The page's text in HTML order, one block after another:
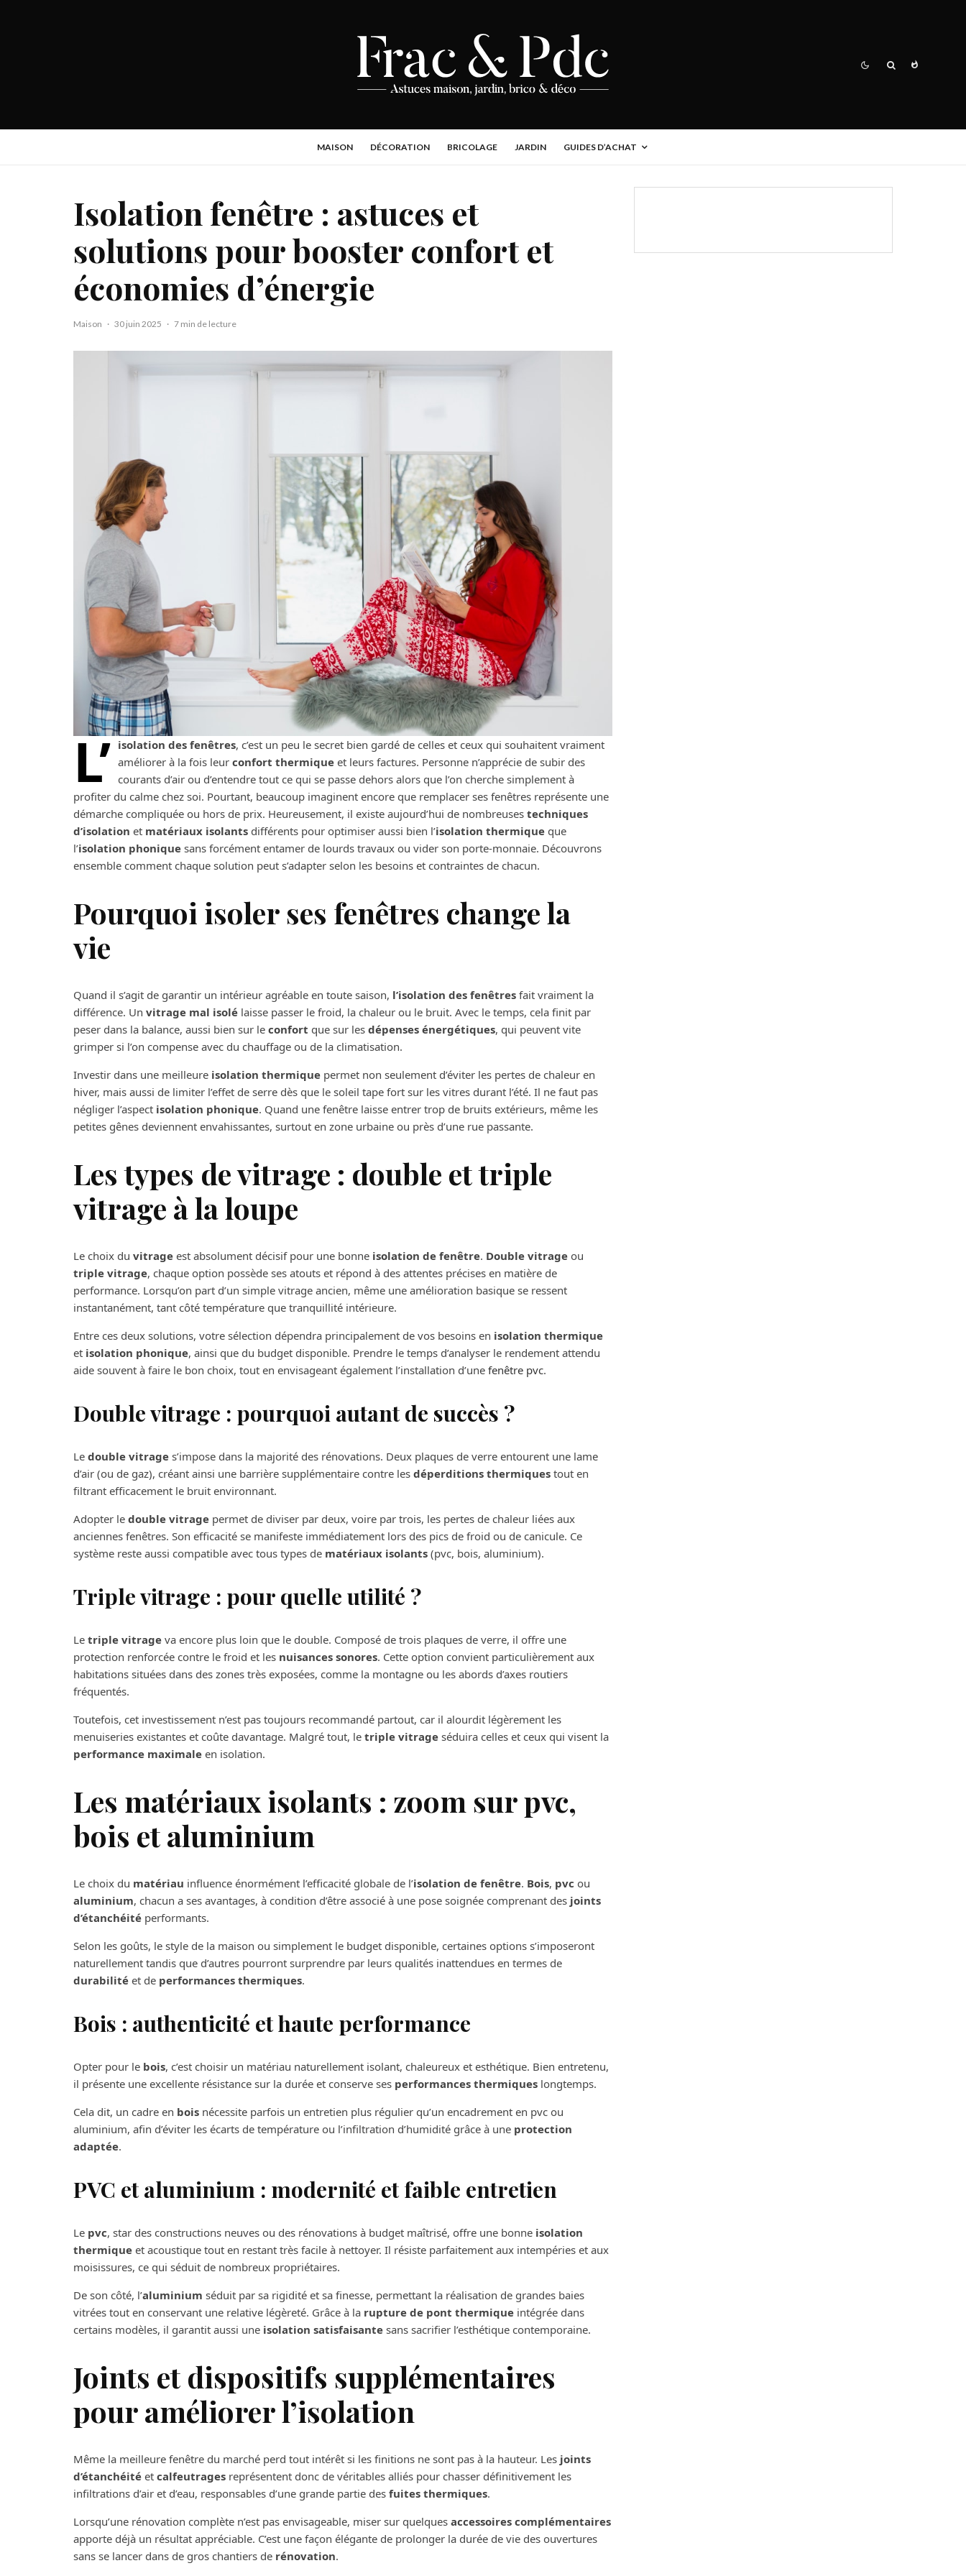
MAISON DÉCORATION BRICOLAGE JARDIN GUIDES D’ACHAT
Isolation fenêtre : astuces et
solutions pour booster confort et
économies d’énergie
Maison · 30 juin 2025 · 7 min de lecture
L’ isolation des fenêtres, c’est un peu le secret bien gardé de celles et ceux qui souhaitent vraiment
améliorer à la fois leur confort thermique et leurs factures. Personne n’apprécie de subir des
courants d’air ou d’entendre tout ce qui se passe dehors alors que l’on cherche simplement à
profiter du calme chez soi. Pourtant, beaucoup imaginent encore que remplacer ses fenêtres représente une
démarche compliquée ou hors de prix. Heureusement, il existe aujourd’hui de nombreuses techniques
d’isolation et matériaux isolants différents pour optimiser aussi bien l’isolation thermique que
l’isolation phonique sans forcément entamer de lourds travaux ou vider son porte-monnaie. Découvrons
ensemble comment chaque solution peut s’adapter selon les besoins et contraintes de chacun.
Pourquoi isoler ses fenêtres change la
vie
Quand il s’agit de garantir un intérieur agréable en toute saison, l’isolation des fenêtres fait vraiment la
différence. Un vitrage mal isolé laisse passer le froid, la chaleur ou le bruit. Avec le temps, cela finit par
peser dans la balance, aussi bien sur le confort que sur les dépenses énergétiques, qui peuvent vite
grimper si l’on compense avec du chauffage ou de la climatisation.
Investir dans une meilleure isolation thermique permet non seulement d’éviter les pertes de chaleur en
hiver, mais aussi de limiter l’effet de serre dès que le soleil tape fort sur les vitres durant l’été. Il ne faut pas
négliger l’aspect isolation phonique. Quand une fenêtre laisse entrer trop de bruits extérieurs, même les
petites gênes deviennent envahissantes, surtout en zone urbaine ou près d’une rue passante.
Les types de vitrage : double et triple
vitrage à la loupe
Le choix du vitrage est absolument décisif pour une bonne isolation de fenêtre. Double vitrage ou
triple vitrage, chaque option possède ses atouts et répond à des attentes précises en matière de
performance. Lorsqu’on part d’un simple vitrage ancien, même une amélioration basique se ressent
instantanément, tant côté température que tranquillité intérieure.
Entre ces deux solutions, votre sélection dépendra principalement de vos besoins en isolation thermique
et isolation phonique, ainsi que du budget disponible. Prendre le temps d’analyser le rendement attendu
aide souvent à faire le bon choix, tout en envisageant également l’installation d’une fenêtre pvc.
Double vitrage : pourquoi autant de succès ?
Le double vitrage s’impose dans la majorité des rénovations. Deux plaques de verre entourent une lame
d’air (ou de gaz), créant ainsi une barrière supplémentaire contre les déperditions thermiques tout en
filtrant efficacement le bruit environnant.
Adopter le double vitrage permet de diviser par deux, voire par trois, les pertes de chaleur liées aux
anciennes fenêtres. Son efficacité se manifeste immédiatement lors des pics de froid ou de canicule. Ce
système reste aussi compatible avec tous types de matériaux isolants (pvc, bois, aluminium).
Triple vitrage : pour quelle utilité ?
Le triple vitrage va encore plus loin que le double. Composé de trois plaques de verre, il offre une
protection renforcée contre le froid et les nuisances sonores. Cette option convient particulièrement aux
habitations situées dans des zones très exposées, comme la montagne ou les abords d’axes routiers
fréquentés.
Toutefois, cet investissement n’est pas toujours recommandé partout, car il alourdit légèrement les
menuiseries existantes et coûte davantage. Malgré tout, le triple vitrage séduira celles et ceux qui visent la
performance maximale en isolation.
Les matériaux isolants : zoom sur pvc,
bois et aluminium
Le choix du matériau influence énormément l’efficacité globale de l’isolation de fenêtre. Bois, pvc ou
aluminium, chacun a ses avantages, à condition d’être associé à une pose soignée comprenant des joints
d’étanchéité performants.
Selon les goûts, le style de la maison ou simplement le budget disponible, certaines options s’imposeront
naturellement tandis que d’autres pourront surprendre par leurs qualités inattendues en termes de
durabilité et de performances thermiques.
Bois : authenticité et haute performance
Opter pour le bois, c’est choisir un matériau naturellement isolant, chaleureux et esthétique. Bien entretenu,
il présente une excellente résistance sur la durée et conserve ses performances thermiques longtemps.
Cela dit, un cadre en bois nécessite parfois un entretien plus régulier qu’un encadrement en pvc ou
aluminium, afin d’éviter les écarts de température ou l’infiltration d’humidité grâce à une protection
adaptée.
PVC et aluminium : modernité et faible entretien
Le pvc, star des constructions neuves ou des rénovations à budget maîtrisé, offre une bonne isolation
thermique et acoustique tout en restant très facile à nettoyer. Il résiste parfaitement aux intempéries et aux
moisissures, ce qui séduit de nombreux propriétaires.
De son côté, l’aluminium séduit par sa rigidité et sa finesse, permettant la réalisation de grandes baies
vitrées tout en conservant une relative légèreté. Grâce à la rupture de pont thermique intégrée dans
certains modèles, il garantit aussi une isolation satisfaisante sans sacrifier l’esthétique contemporaine.
Joints et dispositifs supplémentaires
pour améliorer l’isolation
Même la meilleure fenêtre du marché perd tout intérêt si les finitions ne sont pas à la hauteur. Les joints
d’étanchéité et calfeutrages représentent donc de véritables alliés pour chasser définitivement les
infiltrations d’air et d’eau, responsables d’une grande partie des fuites thermiques.
Lorsqu’une rénovation complète n’est pas envisageable, miser sur quelques accessoires complémentaires
apporte déjà un résultat appréciable. C’est une façon élégante de prolonger la durée de vie des ouvertures
sans se lancer dans de gros chantiers de rénovation.